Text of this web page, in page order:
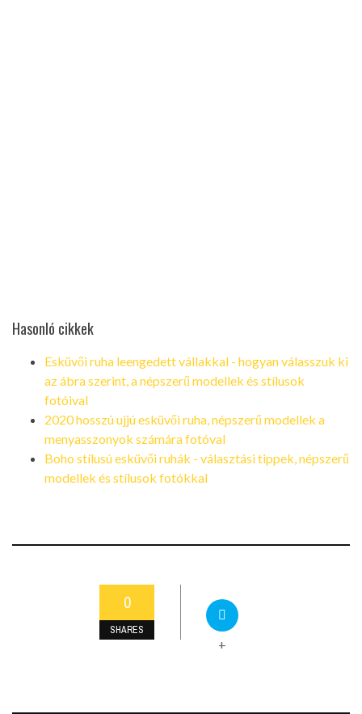
Hasonló cikkek
Esküvői ruha leengedett vállakkal - hogyan válasszuk ki
az ábra szerint, a népszerű modellek és stílusok
fotóival
2020 hosszú ujjú esküvői ruha, népszerű modellek a
menyasszonyok számára fotóval
Boho stílusú esküvői ruhák - választási tippek, népszerű
modellek és stílusok fotókkal
0
SHARES
+